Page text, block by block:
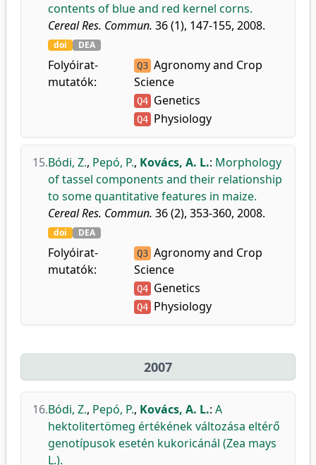
contents of blue and red kernel corns.
Cereal Res. Commun. 36 (1), 147-155, 2008.
doi DEA
Folyóirat-
mutatók:
Q3 Agronomy and Crop
Science
Q4 Genetics
Q4 Physiology
15.Bódi, Z., Pepó, P., Kovács, A. L.: Morphology
of tassel components and their relationship
to some quantitative features in maize.
Cereal Res. Commun. 36 (2), 353-360, 2008.
doi DEA
Folyóirat-
mutatók:
Q3 Agronomy and Crop
Science
Q4 Genetics
Q4 Physiology
2007
16.Bódi, Z., Pepó, P., Kovács, A. L.: A
hektolitertömeg értékének változása eltérő
genotípusok esetén kukoricánál (Zea mays
L.).